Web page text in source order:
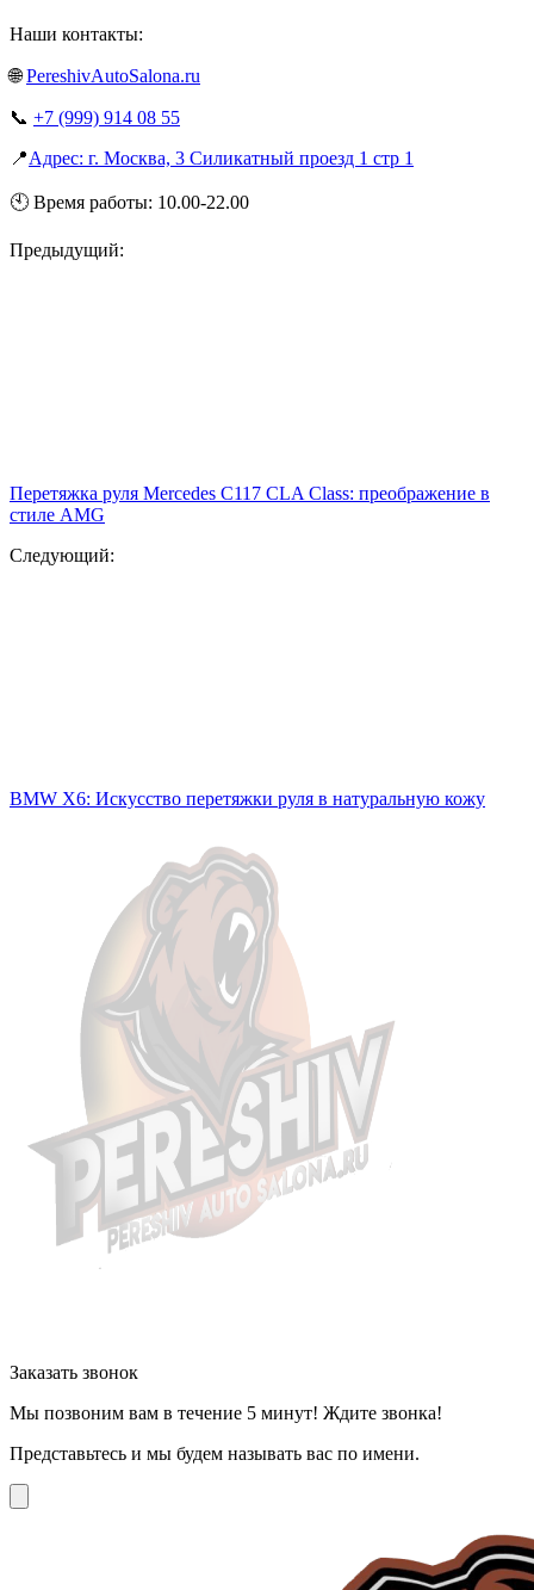
Наши контакты:
🌐PereshivAutoSalona.ru
📞 +7 (999) 914 08 55
📍Адрес: г. Москва, 3 Силикатный проезд 1 стр 1
🕙 Время работы: 10.00-22.00
Предыдущий:
Перетяжка руля Mercedes C117 CLA Class: преображение в
стиле AMG
Следующий:
BMW X6: Искусство перетяжки руля в натуральную кожу
Заказать звонок
Мы позвоним вам в течение 5 минут! Ждите звонка!
Представьтесь и мы будем называть вас по имени.